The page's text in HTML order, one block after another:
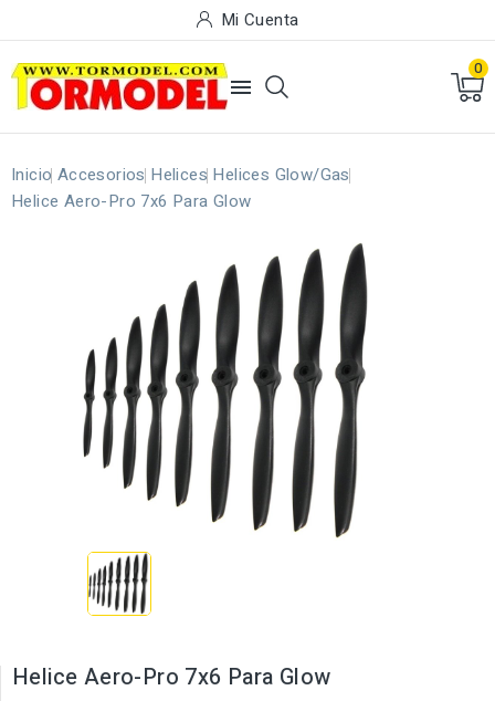
Mi Cuenta

0
Inicio Accesorios Helices Helices Glow/Gas
Helice Aero-Pro 7x6 Para Glow
Helice Aero-Pro 7x6 Para Glow